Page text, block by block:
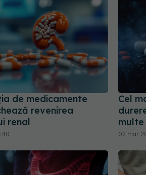
de medicamente
revenirea
renal
Cel
multe
02 mar